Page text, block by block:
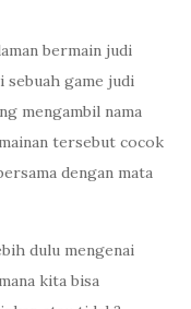
bermain judi
sebuah game judi
mengambil nama
tersebut cocok
dengan mata
dulu mengenai
kita bisa